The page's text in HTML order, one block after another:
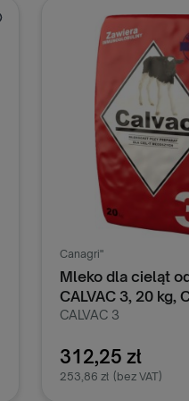
Canagri"
Mleko dla cieląt
CALVAC 3, 20 kg,
CALVAC 3
mlekozastępczy
312,25 zł
253,86 zł (bez VAT)